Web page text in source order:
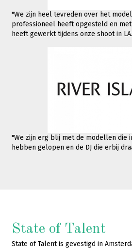
"We zijn heel tevreden over het
professioneel heeft opgesteld en
heeft gewerkt tijdens onze shoot in
"We zijn erg blij met de modellen die
hebben gelopen en de DJ die erbij
State of Talent
State of Talent is gevestigd in